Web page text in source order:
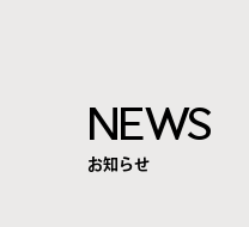
NEWS
お知らせ